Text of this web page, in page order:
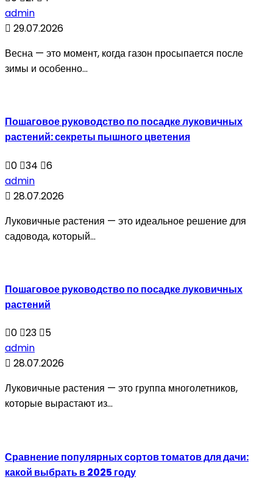
admin
29.07.2026
Весна — это момент, когда газон просыпается после
зимы и особенно...
Пошаговое руководство по посадке луковичных
растений: секреты пышного цветения
0 34
6
admin
28.07.2026
Луковичные растения — это идеальное решение для
садовода, который...
Пошаговое руководство по посадке луковичных
растений
0 23
5
admin
28.07.2026
Луковичные растения — это группа многолетников,
которые вырастают из...
Сравнение популярных сортов томатов для дачи:
какой выбрать в 2025 году